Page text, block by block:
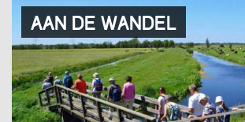
Aan de wandel